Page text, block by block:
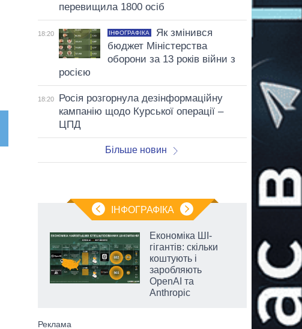
перевищила 1800 осіб
18:20 ІНФОГРАФІКА
Як змінився
бюджет Міністерства
оборони за 13 років війни з
росією
18:20
Росія розгорнула дезінформаційну
кампанію щодо Курської операції –
ЦПД
Більше новин
ІНФОГРАФІКА
Економіка ШІ-
гігантів: скільки
коштують і
заробляють
OpenAI та
Anthropic